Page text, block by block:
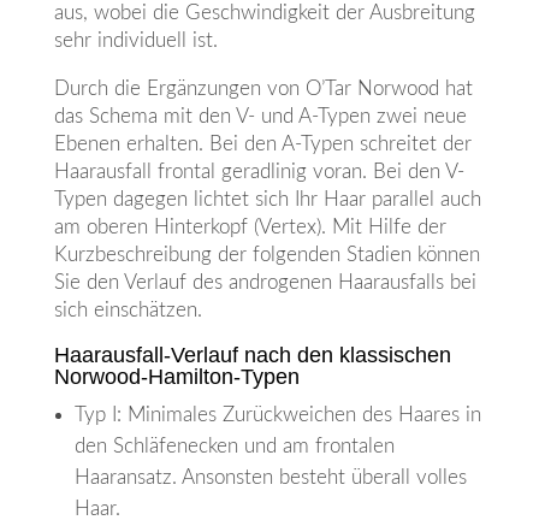
aus, wobei die Geschwindigkeit der Ausbreitung
sehr individuell ist.
Durch die Ergänzungen von O’Tar Norwood hat
das Schema mit den V- und A-Typen zwei neue
Ebenen erhalten. Bei den A-Typen schreitet der
Haarausfall frontal geradlinig voran. Bei den V-
Typen dagegen lichtet sich Ihr Haar parallel auch
am oberen Hinterkopf (Vertex). Mit Hilfe der
Kurzbeschreibung der folgenden Stadien können
Sie den Verlauf des androgenen Haarausfalls bei
sich einschätzen.
Haarausfall-Verlauf nach den klassischen
Norwood-Hamilton-Typen
Typ I: Minimales Zurückweichen des Haares in
den Schläfenecken und am frontalen
Haaransatz. Ansonsten besteht überall volles
Haar.